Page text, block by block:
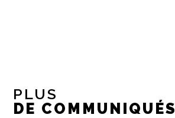
PLUS
DE COMMUNIQUÉS